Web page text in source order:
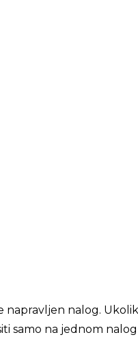
napravljen nalog.
samo na jednom